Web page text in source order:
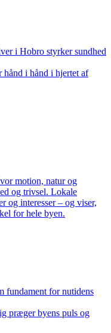
i Hobro styrker sundhed
hånd i hånd i hjertet af
motion, natur og
og trivsel. Lokale
og interesser – og viser,
for hele byen.
fundament for nutidens
præger byens puls og